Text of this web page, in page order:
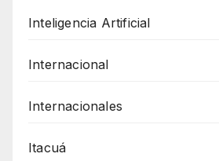
Inteligencia Artificial
Internacional
Internacionales
Itacuá